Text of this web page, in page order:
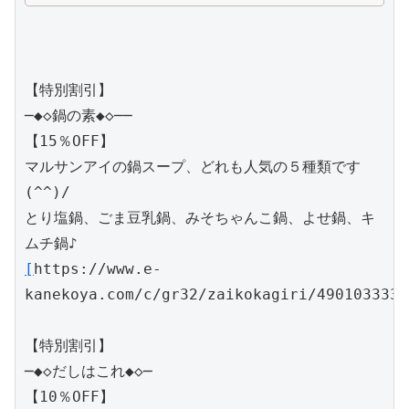
【特別割引】
─◆◇鍋の素◆◇──
【15％OFF】
マルサンアイの鍋スープ、どれも人気の５種類です
(^^)/
とり塩鍋、ごま豆乳鍋、みそちゃんこ鍋、よせ鍋、キ
[ https://www.e-
kanekoya.com/c/gr32/zaikokagiri/
【特別割引】
─◆◇だしはこれ◆◇─
【10％OFF】